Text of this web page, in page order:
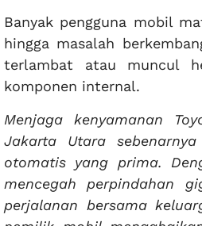
Banyak pengguna mobil
hingga masalah
terlambat atau muncul
komponen internal.
Menjaga kenyamanan
Jakarta Utara
otomatis yang prima.
mencegah perpindahan
perjalanan bersama